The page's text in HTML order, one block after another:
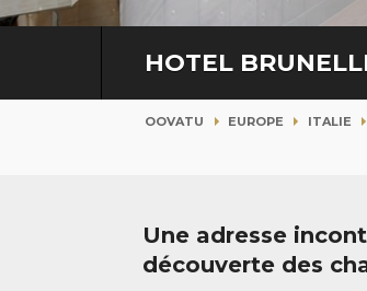
HOTEL
OOVATU EUROPE ITALIE
Une adresse
découverte des